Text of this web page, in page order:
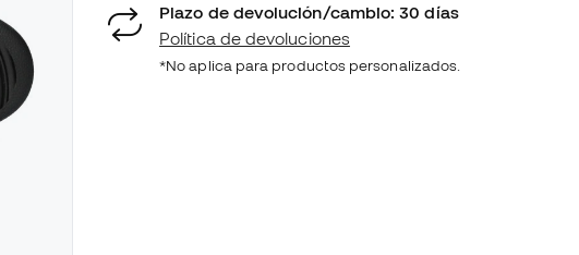
Plazo de devolución/cambio: 30 días
Política de devoluciones
*No aplica para productos personalizados.